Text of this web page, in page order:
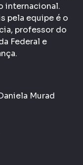
internacional.
pela equipe é o
professor do
Federal e
Murad